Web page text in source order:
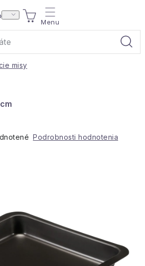
NÁKUPNÝ
KOŠÍK
misy
Podrobnosti hodnotenia